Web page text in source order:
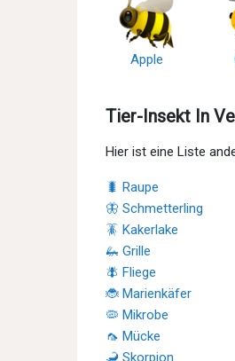
Apple
Tier-Insekt In
Hier ist eine Liste
🐛 Raupe
🦋 Schmetterling
🪳 Kakerlake
🦗 Grille
🪰 Fliege
🐞 Marienkäfer
🦠 Mikrobe
🦟 Mücke
🦂 Skorpion